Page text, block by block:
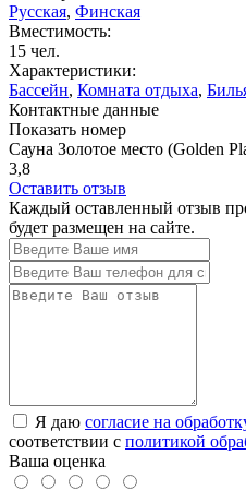
Русская, Финская
Вместимость:
15 чел.
Характеристики:
Бассейн, Комната отдыха,
Контактные данные
Показать номер
Сауна Золотое место (Golden
3,8
Оставить отзыв
Каждый оставленный отзыв
будет размещен на сайте.
Я даю согласие на
соответствии с политикой
Ваша оценка